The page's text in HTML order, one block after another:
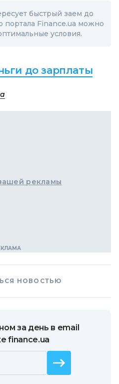
быстрый заем до
Finance.ua можно
условия.
до зарплаты
рекламы
НОВОСТЬЮ
за день в email
finance.ua